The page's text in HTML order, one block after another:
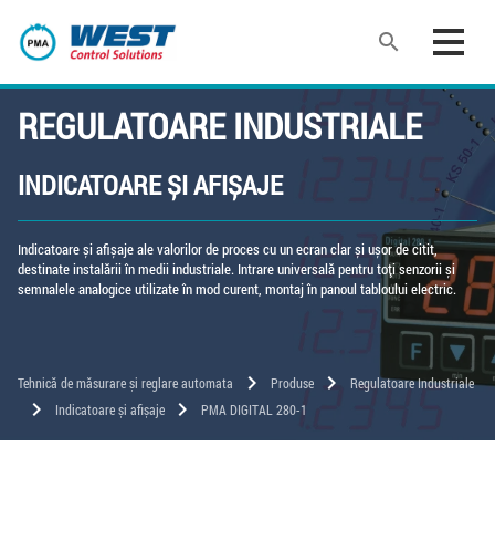
search
REGULATOARE INDUSTRIALE
INDICATOARE ȘI AFIȘAJE
Indicatoare și afișaje ale valorilor de proces cu un ecran clar și ușor de citit,
destinate instalării în medii industriale. Intrare universală pentru toți senzorii și
semnalele analogice utilizate în mod curent, montaj în panoul tabloului electric.
Tehnică de măsurare și reglare automata chevron_right Produse chevron_right Regulatoare Industriale
chevron_right Indicatoare și afișaje chevron_right PMA DIGITAL 280-1